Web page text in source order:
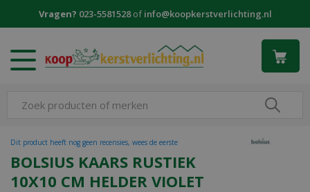
Vragen? 023-5581528ofinfo@koopkerstverlichting.nl
BOLSIUS KAARS RUSTIEK
10X10 CM HELDER VIOLET
Dit product heeft nog geen recensies, wees de eerste